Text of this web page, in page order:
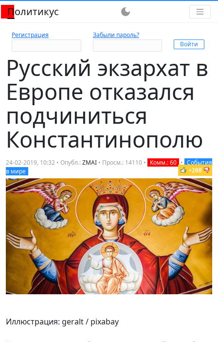
Политикус dark_mode
Регистрация Забыли пароль?
Русский экзархат в
Европе отказался
подчиниться
Константинополю
24-02-2019, 10:32 • Опубл.:ZMAI • Просм.: 14110 • Комм.: 60 • События
в мире
+208
Иллюстрация: geralt / pixabay